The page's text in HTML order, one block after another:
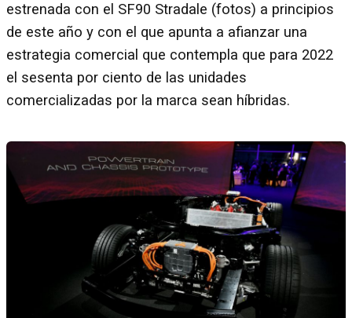
estrenada con el SF90 Stradale (fotos) a principios
de este año y con el que apunta a afianzar una
estrategia comercial que contempla que para 2022
el sesenta por ciento de las unidades
comercializadas por la marca sean híbridas.